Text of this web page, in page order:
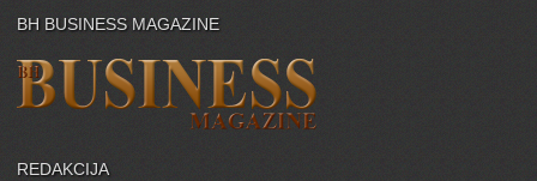
BH BUSINESS MAGAZINE
REDAKCIJA